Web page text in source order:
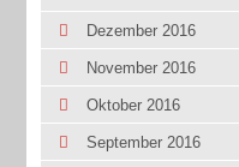
Dezember 2016
November 2016
Oktober 2016
September 2016